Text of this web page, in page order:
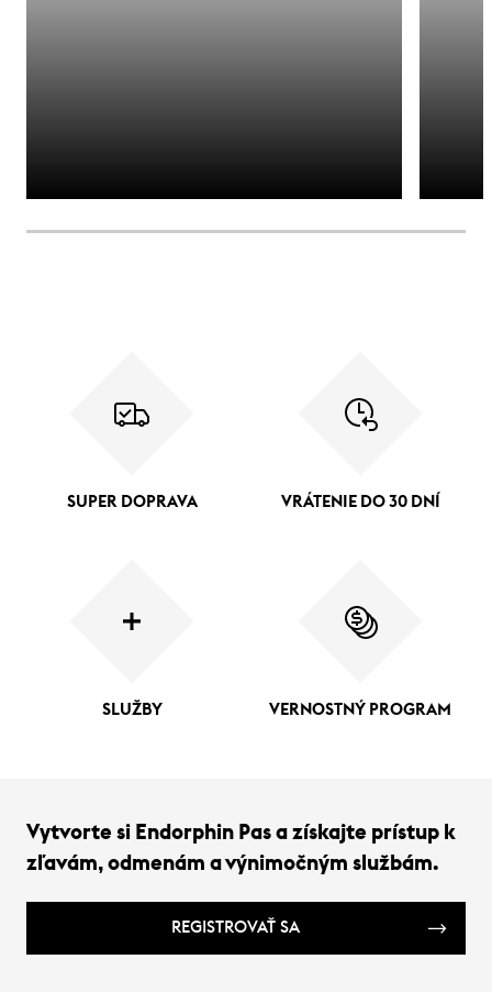
SUPER DOPRAVA VRÁTENIE DO 30 DNÍ
SLUŽBY VERNOSTNÝ PROGRAM
Vytvorte si Endorphin Pas a získajte prístup k
zľavám, odmenám a výnimočným službám.
REGISTROVAŤ SA